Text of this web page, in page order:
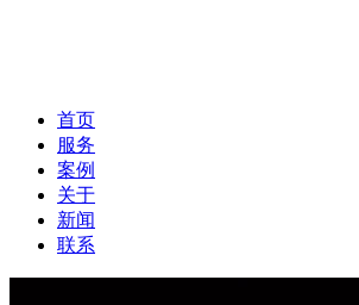
首页
服务
案例
关于
新闻
联系